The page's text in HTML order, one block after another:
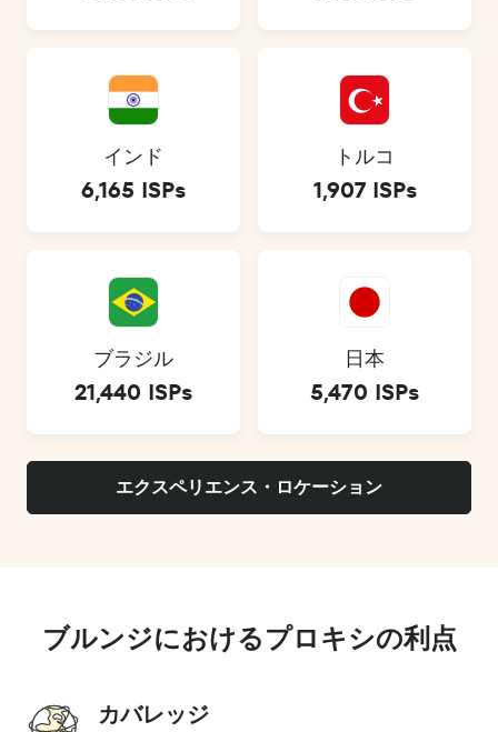
インド
6,165 ISPs
トルコ
1,907 ISPs
ブラジル
21,440 ISPs
日本
5,470 ISPs
エクスペリエンス・ロケーション
ブルンジにおけるプロキシの利点
カバレッジ